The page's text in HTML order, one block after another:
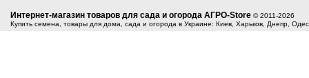
Интернет-магазин товаров для сада и огорода АГРО-Store © 2011-2026
Купить семена, товары для дома, сада и огорода в Украине: Киев, Харьков, Днепр,